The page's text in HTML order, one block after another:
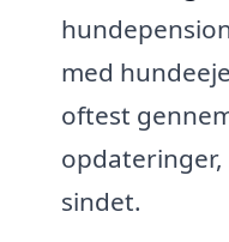
med
oftest
sindet.